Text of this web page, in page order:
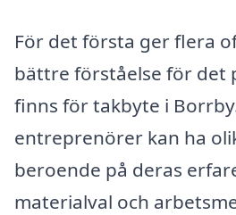
För det första ger flera
bättre förståelse för det
finns för takbyte i
entreprenörer kan ha
beroende på deras
materialval och